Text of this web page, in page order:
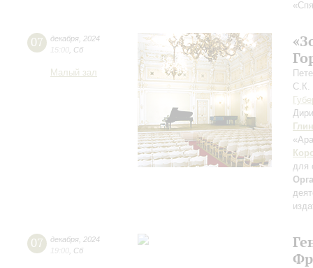
07 декабря 2024
15:00 Сб
Малый зал
С.К.
для
07 декабря 2024
19:00 Сб